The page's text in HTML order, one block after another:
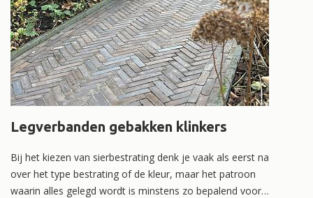
Legverbanden gebakken klinkers
Bij het kiezen van sierbestrating denk je vaak als eerst na
over het type bestrating of de kleur, maar het patroon
waarin alles gelegd wordt is minstens zo bepalend voor